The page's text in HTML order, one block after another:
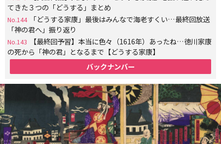
てきた３つの「どうする」まとめ
No.144
「どうする家康」最後はみんなで海老すくい…最終回放送
「神の君へ」振り返り
No.143
【最終回予習】本当に色々（1616年）あったね…徳川家康
の死から「神の君」となるまで【どうする家康】
バックナンバー